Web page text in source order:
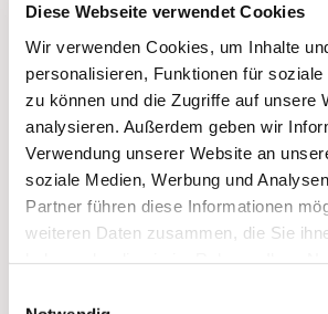
Diese Webseite verwendet Cookies
Wir verwenden Cookies, um Inhalte
personalisieren, Funktionen für soziale
zu können und die Zugriffe auf unsere
analysieren. Außerdem geben wir
Verwendung unserer Website an
soziale Medien, Werbung und
Partner führen diese Informationen
weiteren Daten zusammen, die Sie
Heilig Kreuz, Altentreptow,
Klüschenberg,
17087 Altentreptow